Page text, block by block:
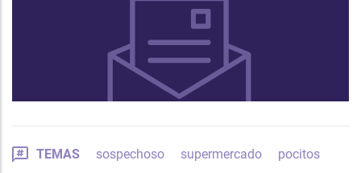
TEMAS sospechoso supermercado pocitos